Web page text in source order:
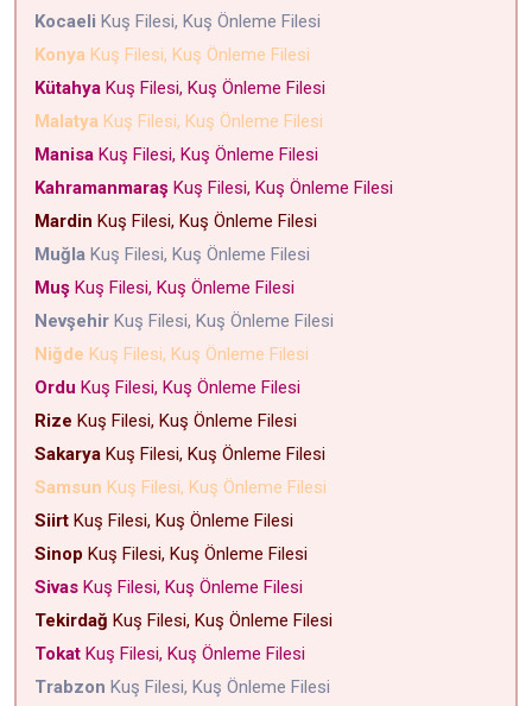
Kocaeli Kuş Filesi, Kuş Önleme Filesi
Konya Kuş Filesi, Kuş Önleme Filesi
Kütahya Kuş Filesi, Kuş Önleme Filesi
Malatya Kuş Filesi, Kuş Önleme Filesi
Manisa Kuş Filesi, Kuş Önleme Filesi
Kahramanmaraş Kuş Filesi, Kuş Önleme Filesi
Mardin Kuş Filesi, Kuş Önleme Filesi
Muğla Kuş Filesi, Kuş Önleme Filesi
Muş Kuş Filesi, Kuş Önleme Filesi
Nevşehir Kuş Filesi, Kuş Önleme Filesi
Niğde Kuş Filesi, Kuş Önleme Filesi
Ordu Kuş Filesi, Kuş Önleme Filesi
Rize Kuş Filesi, Kuş Önleme Filesi
Sakarya Kuş Filesi, Kuş Önleme Filesi
Samsun Kuş Filesi, Kuş Önleme Filesi
Siirt Kuş Filesi, Kuş Önleme Filesi
Sinop Kuş Filesi, Kuş Önleme Filesi
Sivas Kuş Filesi, Kuş Önleme Filesi
Tekirdağ Kuş Filesi, Kuş Önleme Filesi
Tokat Kuş Filesi, Kuş Önleme Filesi
Trabzon Kuş Filesi, Kuş Önleme Filesi